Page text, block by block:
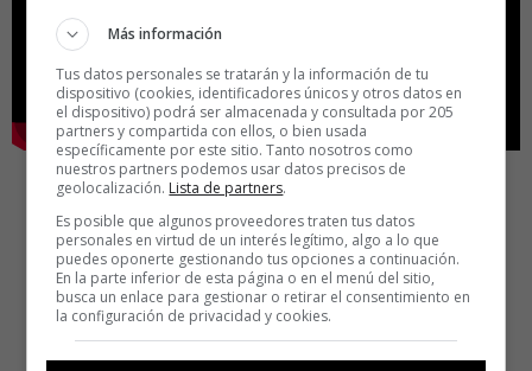
Más información
Tus datos personales se tratarán y la información de tu
dispositivo (cookies, identificadores únicos y otros datos en
el dispositivo) podrá ser almacenada y consultada por 205
partners y compartida con ellos, o bien usada
específicamente por este sitio. Tanto nosotros como
nuestros partners podemos usar datos precisos de
geolocalización. Lista de partners.
Es posible que algunos proveedores traten tus datos
personales en virtud de un interés legítimo, algo a lo que
puedes oponerte gestionando tus opciones a continuación.
En la parte inferior de esta página o en el menú del sitio,
busca un enlace para gestionar o retirar el consentimiento en
la configuración de privacidad y cookies.